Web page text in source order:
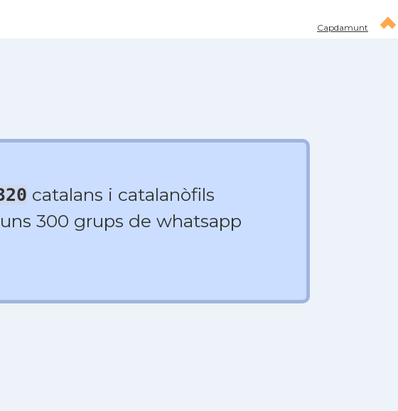
Capdamunt
catalans i catalanòfils
300 grups de whatsapp